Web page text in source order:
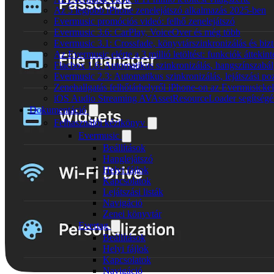
Az 5 legjobb iPhone zenelejátszó alkalmazás 2025-ben
Evermusic promóciós videó: felhő zenelejátszó
Evermusic 3.6: CarPlay, VoiceOver és még több
Evermusic 3.1: Crossfade, könyvtárszinkronizálás és
Az Evermusic elérte a 3 millió letöltést: funkciók
Flacbox 1.6: Automatikus szinkronizálás,
Evermusic 2.3: Automatikus szinkronizálás, lejátszási
Zenehallgatás felhőtárhelyről iPhone-on az Evermusickel
iOS Audio Streaming AVAssetResourceLoader
Dokumentáció
Felhasználói kézikönyv
Evermusic
Beállítások
Hanglejátszó
Helyi fájlok
Kapcsolatok
Lejátszási listák
Navigáció
Zenei könyvtár
Evertag
Beállítások
Helyi fájlok
Kapcsolatok
Navigáció